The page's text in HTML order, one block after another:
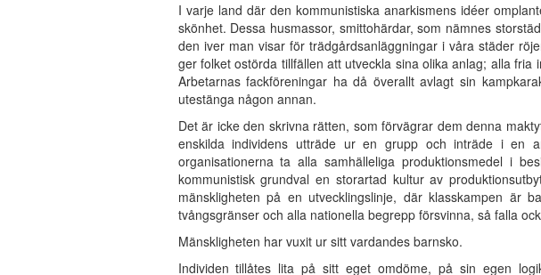
I varje land där den kommunistiska anarkismens idéer
skönhet. Dessa husmassor, smittohärdar, som nämnes
den iver man visar för trädgårdsanläggningar i våra städer
ger folket ostörda tillfällen att utveckla sina olika anlag; alla
Arbetarnas fackföreningar ha då överallt avlagt sin
utestänga någon annan.
Det är icke den skrivna rätten, som förvägrar dem denna
enskilda individens utträde ur en grupp och inträde i en
organisationerna ta alla samhälleliga produktionsmedel i
kommunistisk grundval en storartad kultur av
mänskligheten på en utvecklingslinje, där klasskampen är
tvångsgränser och alla nationella begrepp försvinna, så falla
Mänskligheten har vuxit ur sitt vardandes barnsko.
Individen tillåtes lita på sitt eget omdöme, på sin egen